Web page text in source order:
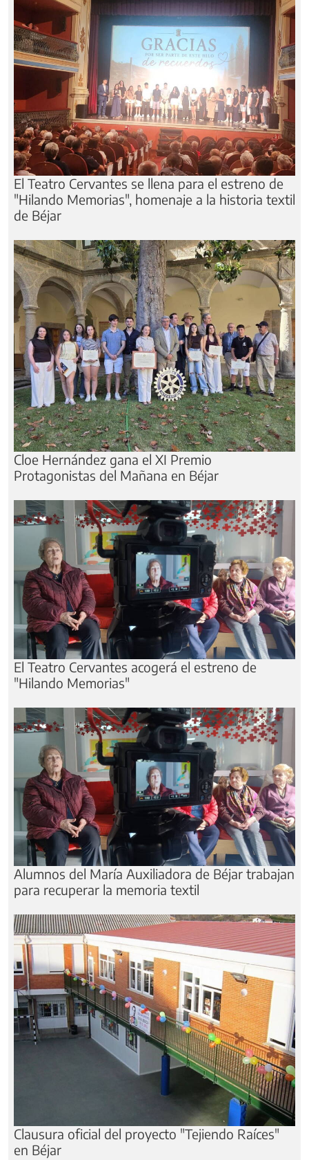
El Teatro Cervantes se llena para el estreno de
"Hilando Memorias", homenaje a la historia textil
de Béjar
Cloe Hernández gana el XI Premio
Protagonistas del Mañana en Béjar
El Teatro Cervantes acogerá el estreno de
"Hilando Memorias"
Alumnos del María Auxiliadora de Béjar trabajan
para recuperar la memoria textil
Clausura oficial del proyecto "Tejiendo Raíces"
en Béjar